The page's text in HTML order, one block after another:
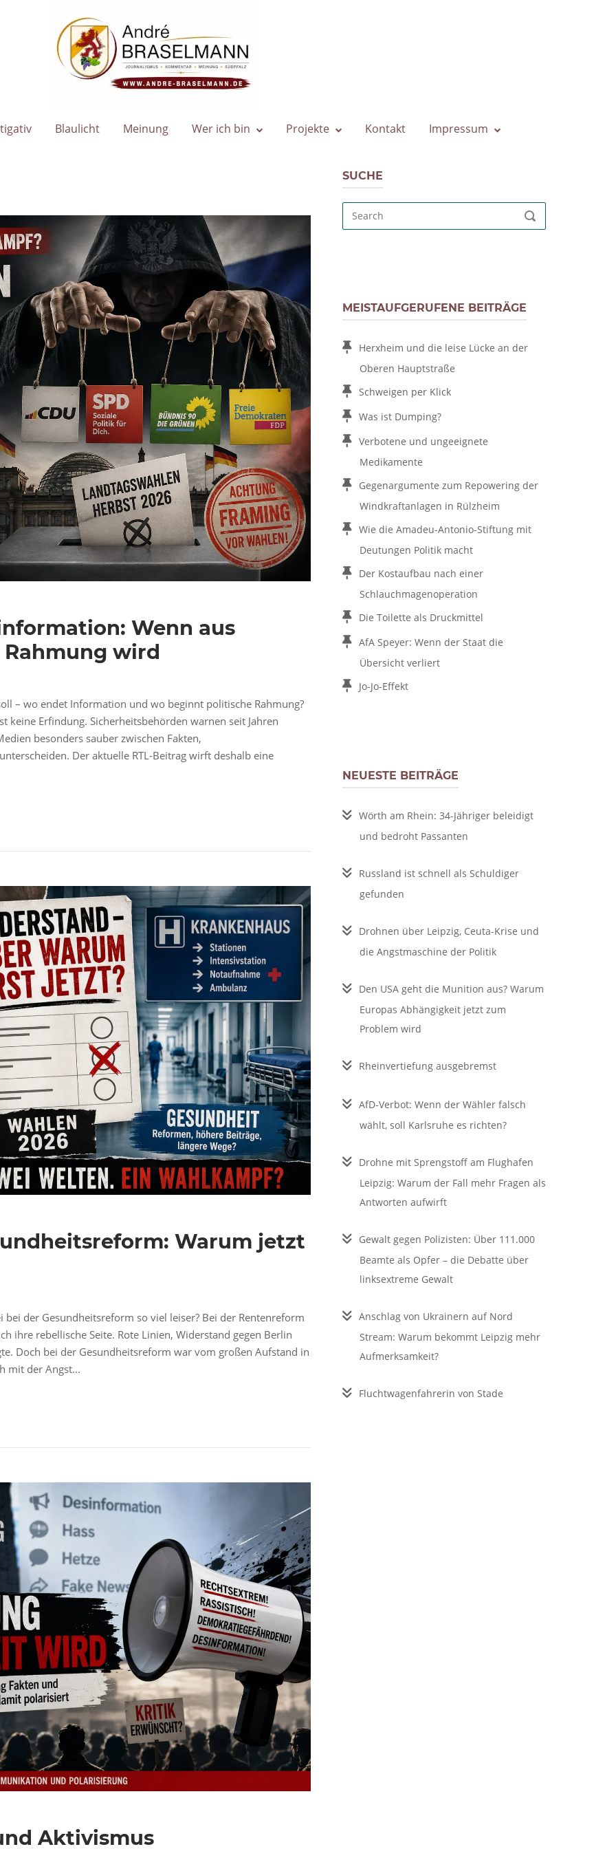
Blaulicht Meinung Wer ich bin Projekte Kontakt Impressum
Wenn aus
wird
– wo endet Information und wo beginnt politische Rahmung?
keine Erfindung. Sicherheitsbehörden warnen seit Jahren
besonders sauber zwischen Fakten,
Der aktuelle RTL-Beitrag wirft deshalb eine
Warum jetzt
der Gesundheitsreform so viel leiser? Bei der Rentenreform
ihre rebellische Seite. Rote Linien, Widerstand gegen Berlin
Doch bei der Gesundheitsreform war vom großen Aufstand in
mit der Angst...
Aktivismus
SUCHE
Search
for:
SEARCH
MEISTAUFGERUFENE BEITRÄGE
Herxheim und die leise Lücke an der
Oberen Hauptstraße
Schweigen per Klick
Was ist Dumping?
Verbotene und ungeeignete
Medikamente
Gegenargumente zum Repowering der
Windkraftanlagen in Rülzheim
Wie die Amadeu-Antonio-Stiftung mit
Deutungen Politik macht
Der Kostaufbau nach einer
Schlauchmagenoperation
Die Toilette als Druckmittel
AfA Speyer: Wenn der Staat die
Übersicht verliert
Jo-Jo-Effekt
NEUESTE BEITRÄGE
Wörth am Rhein: 34-Jähriger beleidigt
und bedroht Passanten
Russland ist schnell als Schuldiger
gefunden
Drohnen über Leipzig, Ceuta-Krise und
die Angstmaschine der Politik
Den USA geht die Munition aus? Warum
Europas Abhängigkeit jetzt zum
Problem wird
Rheinvertiefung ausgebremst
AfD-Verbot: Wenn der Wähler falsch
wählt, soll Karlsruhe es richten?
Drohne mit Sprengstoff am Flughafen
Leipzig: Warum der Fall mehr Fragen als
Antworten aufwirft
Gewalt gegen Polizisten: Über 111.000
Beamte als Opfer – die Debatte über
linksextreme Gewalt
Anschlag von Ukrainern auf Nord
Stream: Warum bekommt Leipzig mehr
Aufmerksamkeit?
Fluchtwagenfahrerin von Stade